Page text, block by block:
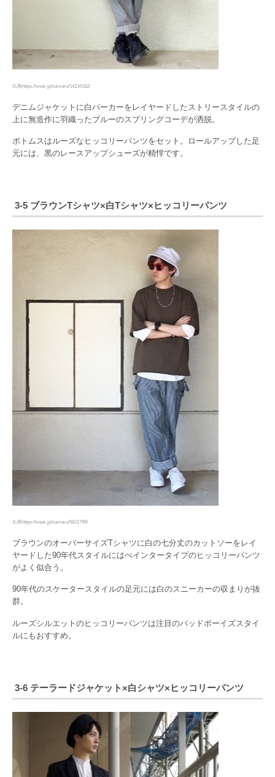
出典https://wear.jp/samaru/14134182/
デニムジャケットに白パーカーをレイヤードしたストリースタイルの
上に無造作に羽織ったブルーのスプリングコーデが洒脱。
ボトムスはルーズなヒッコリーパンツをセット。ロールアップした足
元には、黒のレースアップシューズが精悍です。
3-5 ブラウンTシャツ×白Tシャツ×ヒッコリーパンツ
出典https://wear.jp/samaru/6821799/
ブラウンのオーバーサイズTシャツに白の七分丈のカットソーをレイ
ヤードした90年代スタイルにはぺインタータイプのヒッコリーパンツ
がよく似合う。
90年代のスケータースタイルの足元には白のスニーカーの収まりが抜
群。
ルーズシルエットのヒッコリーパンツは注目のバッドボーイズスタイ
ルにもおすすめ。
3-6 テーラードジャケット×白シャツ×ヒッコリーパンツ